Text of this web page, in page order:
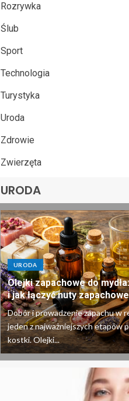
Rozrywka
Ślub
Sport
Technologia
Turystyka
Uroda
Zdrowie
Zwierzęta
URODA
URODA
Olejki zapachowe do
i jak łączyć nuty
Dobór i prowadzenie zapachu w
jeden z najważniejszych etapów
kostki. Olejki...